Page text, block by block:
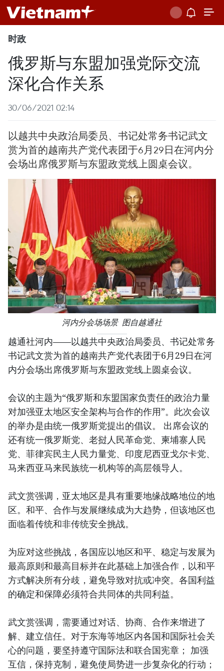
时政
俄罗斯与东盟加强党际交流
深化合作关系
30/06/2021 02:14
以越共中央政治局委员、书记处常务书记武文
赏为首的越南共产党代表团于6月29日在河内分
会场出席俄罗斯与东盟政党线上圆桌会议。
河内分会场场景 图自越通社
越通社河内——以越共中央政治局委员、书记处常务
书记武文赏为首的越南共产党代表团于6月29日在河
内分会场出席俄罗斯与东盟政党线上圆桌会议。
会议的主题为“俄罗斯和东盟国家负责任的政治力量
对加强亚太地区安全架构与合作的作用”。此次会议
的举办是由统一俄罗斯党提出的倡议。 出席会议的
还有统一俄罗斯党、老挝人民革命党、柬埔寨人民
党、菲律宾民主人民力量党、印度尼西亚戈尔卡党、
马来西亚马来民族统一机构等的高层领导人。
武文赏强调，亚太地区是具有重要地缘战略地位的地
区。和平、合作与发展继续成为大趋势，但该地区也
面临着传统和非传统安全挑战。
为应对这些挑战，各国应以地区和平、稳定与发展为
最高原则和最高目标并在此基础上加强合作，以和平
方式解决所有分歧，避免导致对抗或冲突。各国利益
的确定和保障必须符合共同体的共同利益。
武文赏强调，需要通过对话、协商、合作来增进了
解、建立信任。对于东海等地区内各国和国际社会关
心的问题，要坚持遵守国际法和联合国宪章； 加强
互信，保持克制，避免使局势进一步复杂化的行动；